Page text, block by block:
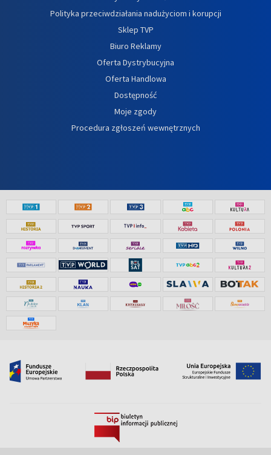
Polityka przeciwdziałania nadużyciom i korupcji
Sklep TVP
Biuro Reklamy
Oferta Dystrybucyjna
Oferta Handlowa
Dostępność
Moje zgody
Procedura zgłoszeń wewnętrznych